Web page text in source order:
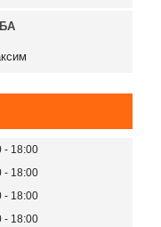
18:00
18:00
18:00
18:00